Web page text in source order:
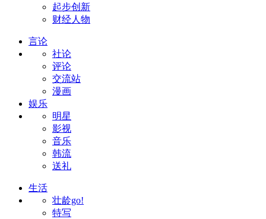
起步创新
财经人物
言论
社论
评论
交流站
漫画
娱乐
明星
影视
音乐
韩流
送礼
生活
壮龄go!
特写